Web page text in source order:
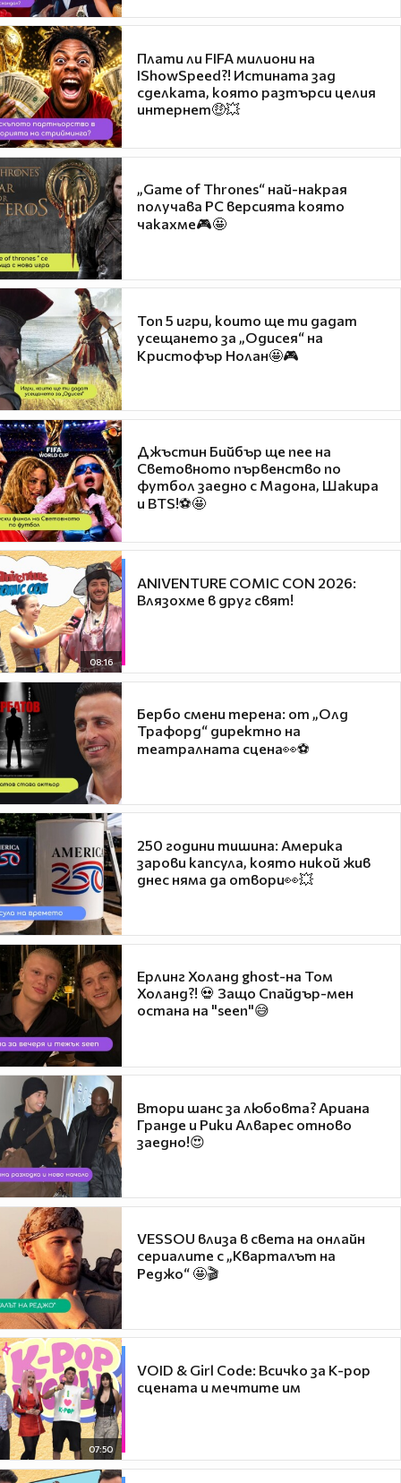
Плати ли FIFA милиони на
IShowSpeed?! Истината зад
сделката, която разтърси целия
интернет🤑💥
„Game of Thrones“ най-накрая
получава PC версията която
чакахме🎮🤩
Топ 5 игри, които ще ти дадат
усещането за „Одисея“ на
Кристофър Нолан🤩🎮
Джъстин Бийбър ще пее на
Световното първенство по
футбол заедно с Мадона, Шакира
и BTS!⚽🤩
08:16
ANIVENTURE COMIC CON 2026:
Влязохме в друг свят!
Бербо смени терена: от „Олд
Трафорд“ директно на
театралната сцена👀⚽
250 години тишина: Америка
зарови капсула, която никой жив
днес няма да отвори👀💥
Ерлинг Холанд ghost-на Том
Холанд?! 💀 Защо Спайдър-мен
остана на "seen"😅
Втори шанс за любовта? Ариана
Гранде и Рики Алварес отново
заедно!😍
VESSOU влиза в света на онлайн
сериалите с „Кварталът на
Реджо“ 🤩🎬
07:50
VOID & Girl Code: Всичко за K-pop
сцената и мечтите им